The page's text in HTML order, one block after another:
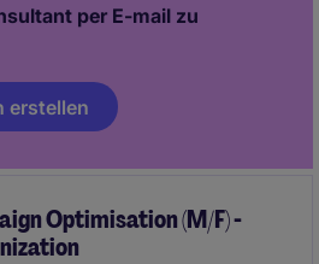
per E-mail zu
erstellen
Optimisation (M/F) -